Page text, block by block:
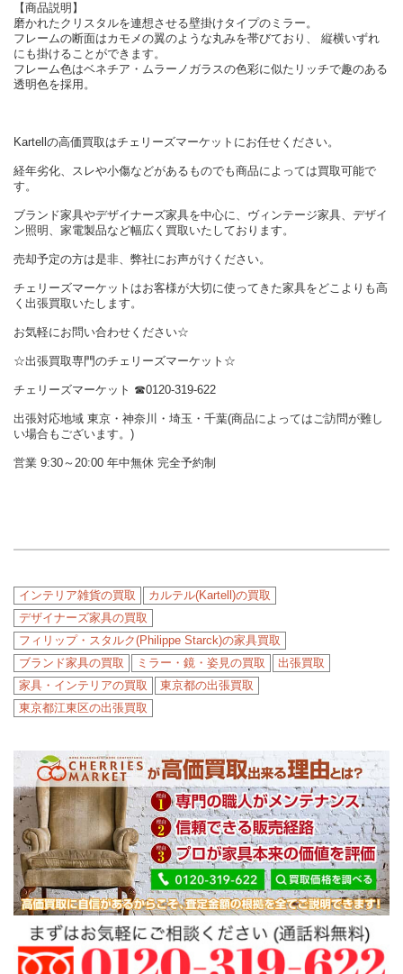
【商品説明】
磨かれたクリスタルを連想させる壁掛けタイプのミラー。
フレームの断面はカモメの翼のような丸みを帯びており、 縦横いずれ
にも掛けることができます。
フレーム色はベネチア・ムラーノガラスの色彩に似たリッチで趣のある
透明色を採用。
Kartellの高価買取はチェリーズマーケットにお任せください。
経年劣化、スレや小傷などがあるものでも商品によっては買取可能で
す。
ブランド家具やデザイナーズ家具を中心に、ヴィンテージ家具、デザイ
ン照明、家電製品など幅広く買取いたしております。
売却予定の方は是非、弊社にお声がけください。
チェリーズマーケットはお客様が大切に使ってきた家具をどこよりも高
く出張買取いたします。
お気軽にお問い合わせください☆
☆出張買取専門のチェリーズマーケット☆
チェリーズマーケット ☎︎0120-319-622
出張対応地域 東京・神奈川・埼玉・千葉(商品によってはご訪問が難し
い場合もございます。)
営業 9:30～20:00 年中無休 完全予約制
インテリア雑貨の買取
カルテル(Kartell)の買取
デザイナーズ家具の買取
フィリップ・スタルク(Philippe Starck)の家具買取
ブランド家具の買取
ミラー・鏡・姿見の買取
出張買取
家具・インテリアの買取
東京都の出張買取
東京都江東区の出張買取